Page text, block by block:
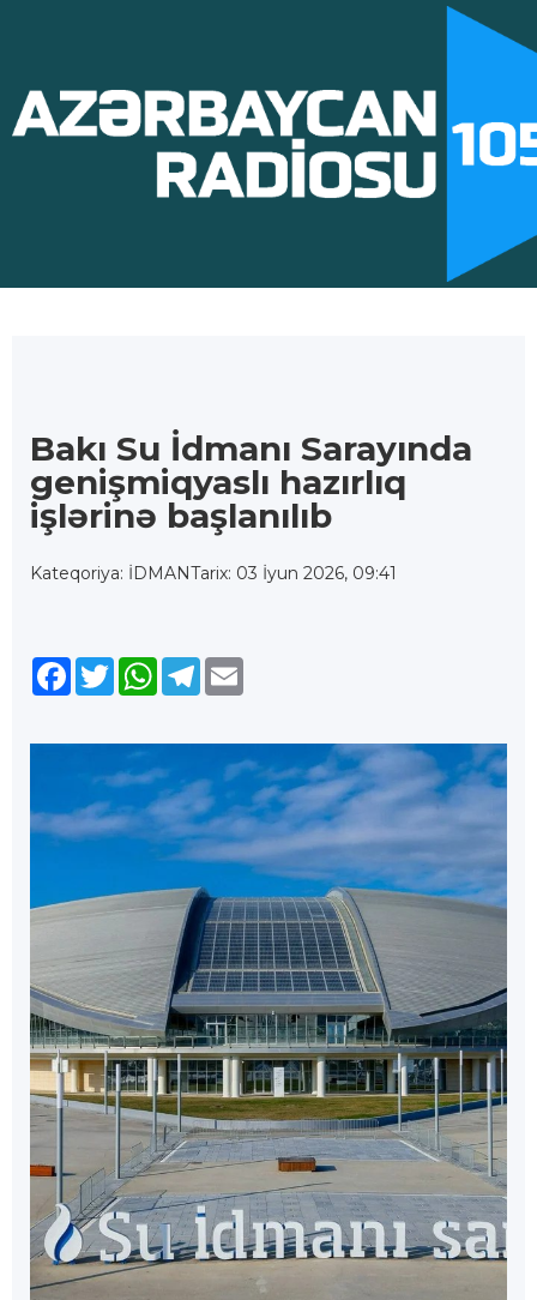
Bakı Su İdmanı Sarayında
genişmiqyaslı hazırlıq
işlərinə başlanılıb
Kateqoriya: İDMANTarix: 03 İyun 2026, 09:41
Facebook
TwitterWhatsApp
Telegram